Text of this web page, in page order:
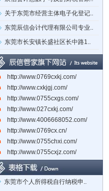
http://www.0769cxkj.com/
http://www.cxkjgj.com/
http://www.0755cxgs.com/
http://www.027cxkj.com/
http://www.4006668052.com/
http://www.0769cx.cn/
http://www.0755chxi.com/
http://www.0755cxjz.com/
东莞市个人所得税自行纳税申..